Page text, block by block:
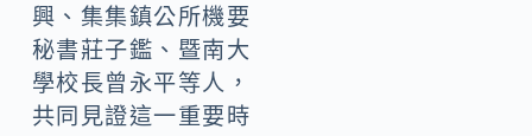
興、集集鎮公所機要
秘書莊子鑑、暨南大
學校長曾永平等人，
共同見證這一重要時